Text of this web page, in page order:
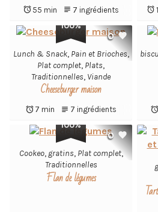
55 min 7 ingrédients
100%
0
Lunch & Snack, Pain et Brioches,
Plat complet, Plats,
Traditionnelles, Viande
Cheeseburger maison
7 min 7 ingrédients
100%
0
Cookeo, gratins, Plat complet,
Traditionnelles
Flan de légumes